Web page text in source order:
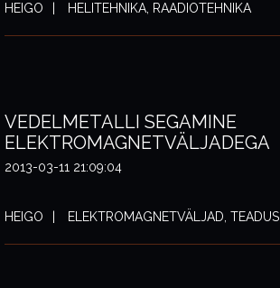
HEIGO HELITEHNIKA, RAADIOTEHNIKA
VEDELMETALLI SEGAMINE
ELEKTROMAGNETVÄLJADEGA
2013-03-11 21:09:04
HEIGO ELEKTROMAGNETVÄLJAD, TEADUS